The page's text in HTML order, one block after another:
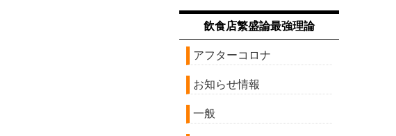
飲食店繁盛論最強理論
アフターコロナ
お知らせ情報
一般